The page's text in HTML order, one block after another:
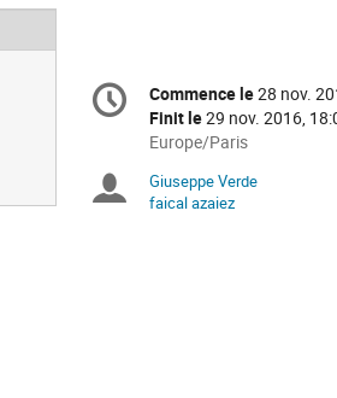
Information
de
conférence
Date/Heure
Commence le28 nov.
Finit le29 nov. 2016,
Toutes
horaires
sont
Europe/Paris
Présidents
Giuseppe Verde
faical azaiez